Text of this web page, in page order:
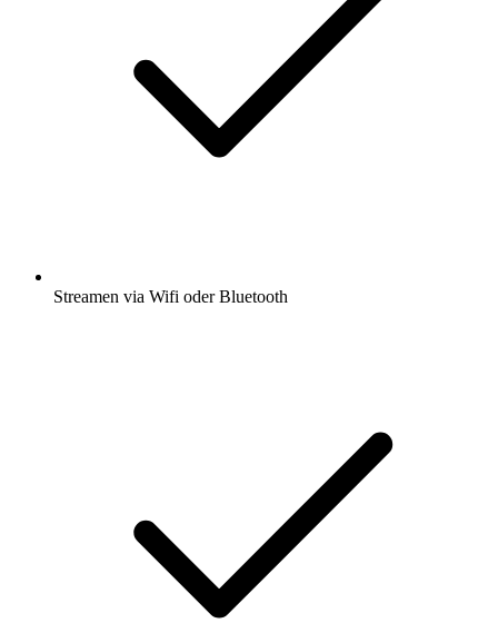
Streamen via Wifi oder Bluetooth